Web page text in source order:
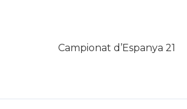
Campionat d’Espanya 21